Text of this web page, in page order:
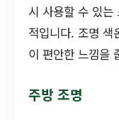
시 사용할 수 있는
적입니다. 조명
이 편안한 느낌을
주방 조명